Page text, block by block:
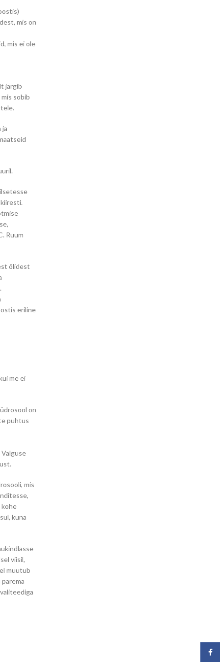
mis on
mis ei ole
järgib
sobib
ja
Ruum
õlidest
eriline
me ei
on
puhtus
mis
kohe
kuna
viisil,
muutub